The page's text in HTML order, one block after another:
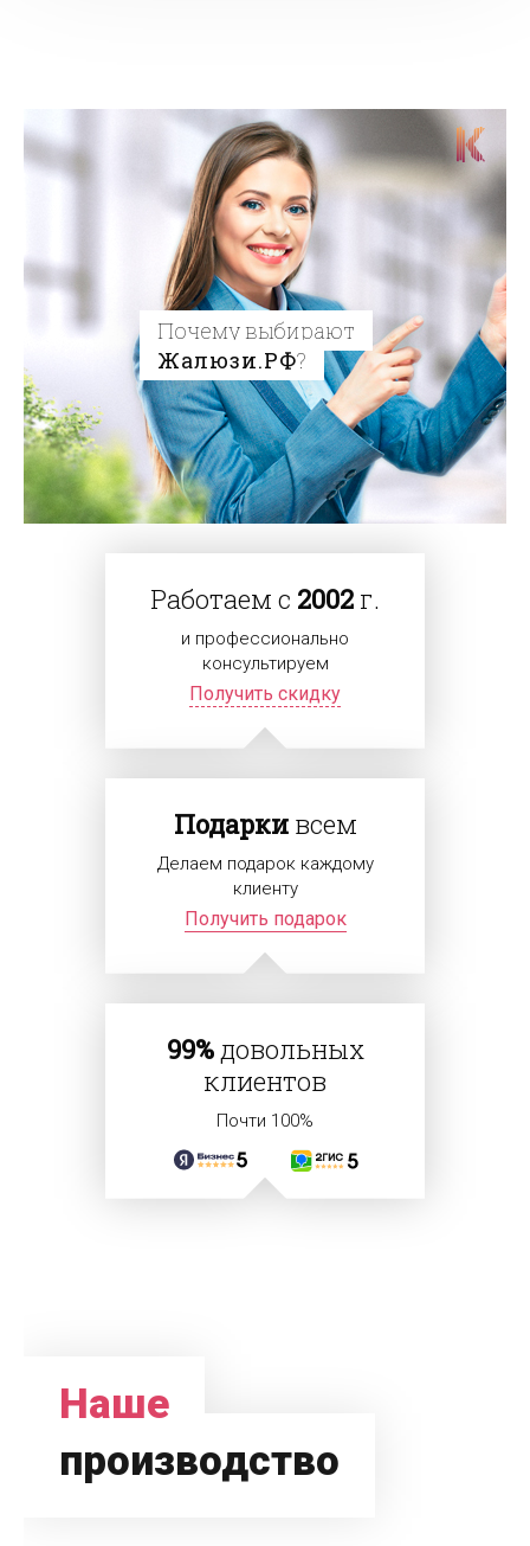
Почему выбирают
Жалюзи.РФ?
Работаем с 2002 г.
и профессионально
консультируем
Получить скидку
Подаркивсем
Делаем подарок каждому
клиенту
Получить подарок
99%довольных
клиентов
Почти 100%
Наше
производство